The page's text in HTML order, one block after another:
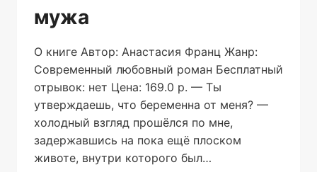
мужа
О книге Автор: Анастасия Франц Жанр:
Современный любовный роман Бесплатный
отрывок: нет Цена: 169.0 р. — Ты
утверждаешь, что беременна от меня? —
холодный взгляд прошёлся по мне,
задержавшись на пока ещё плоском
животе, внутри которого был…